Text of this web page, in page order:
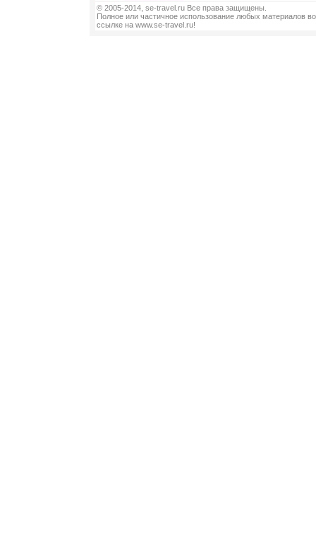
© 2005-2014, se-travel.ru Все права защищены.
Полное или частичное использование любых материалов
ссылке на www.se-travel.ru!